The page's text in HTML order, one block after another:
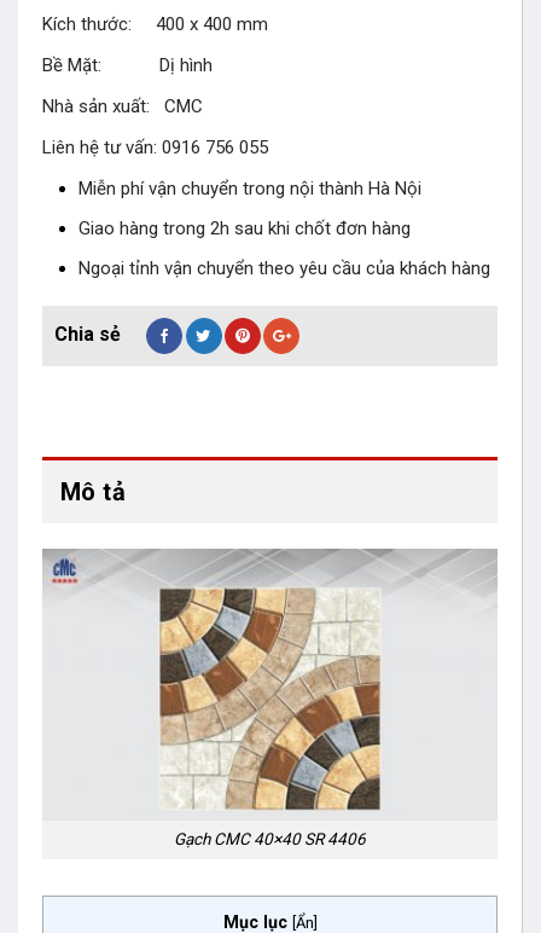
Kích thước: 400 x 400 mm
Bề Mặt: Dị hình
Nhà sản xuất: CMC
Liên hệ tư vấn: 0916 756 055
Miễn phí vận chuyển trong nội thành Hà Nội
Giao hàng trong 2h sau khi chốt đơn hàng
Ngoại tỉnh vận chuyển theo yêu cầu của khách hàng
Mô tả
Gạch CMC 40×40 SR 4406
Mục lục Ẩn